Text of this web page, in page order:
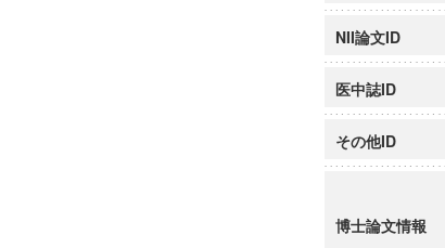
NII論文ID
医中誌ID
その他ID
博士論文情報